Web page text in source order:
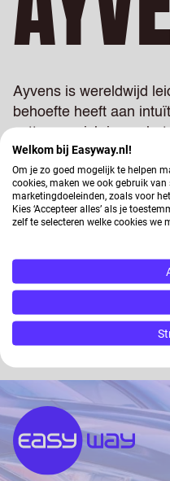
Ayvens is wereldwijd
behoefte heeft aan
zetten ze zich in om
particulieren, beter te
naar B te komen, maar
het creëren van reizen
jarenlange partner van
speerpunten die voor
doen we door de
waarbij de kwaliteit
Welkom bij Easyway.nl!
Om je zo goed mogelijk te helpen
cookies, maken we ook gebruik
marketingdoeleinden, zoals voor
Kies ‘Accepteer alles’ als je
zelf te selecteren welke cookies we